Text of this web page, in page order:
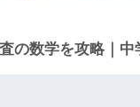
の数学を攻略｜